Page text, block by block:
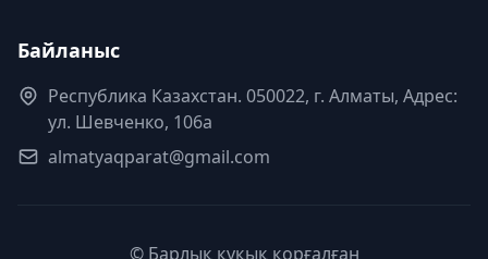
Байланыс
Республика Казахстан. 050022, г. Алматы, Адрес:
ул. Шевченко, 106а
almatyaqparat@gmail.com
© Барлық құқық қорғалған